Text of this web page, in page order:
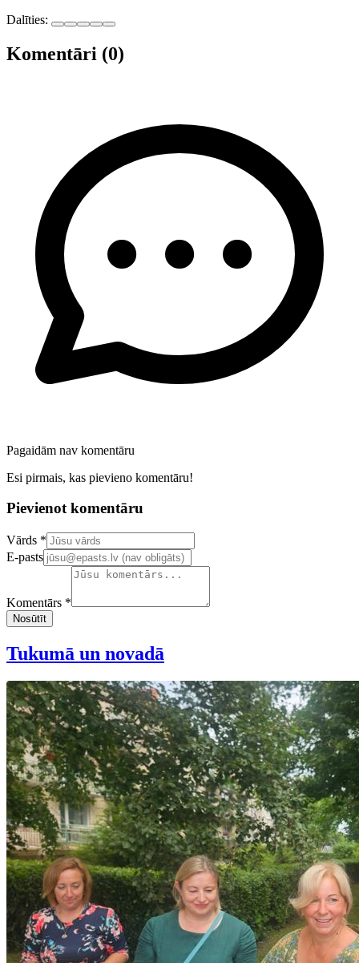
Dalīties:
Komentāri (0)
Pagaidām nav komentāru
Esi pirmais, kas pievieno komentāru!
Pievienot komentāru
Confirm your email address
Vārds *
E-pasts
Komentārs *
Nosūtīt
Tukumā un novadā